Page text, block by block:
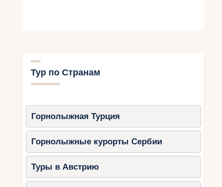
Тур по Странам
Горнолыжная Турция
Горнолыжные курорты Сербии
Туры в Австрию